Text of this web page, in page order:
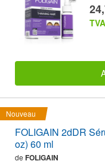
Nouveau
FOLIGAIN 2dDR
oz) 60 ml
de FOLIGAIN